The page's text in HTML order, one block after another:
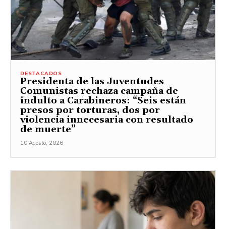
DESTACADOS
Presidenta de las Juventudes
Comunistas rechaza campaña de
indulto a Carabineros: “Seis están
presos por torturas, dos por
violencia innecesaria con resultado
de muerte”
10 Agosto, 2026